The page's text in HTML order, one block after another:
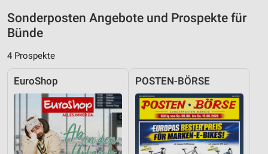
Sonderposten Angebote und Prospekte für
Bünde
4 Prospekte
EuroShop POSTEN-BÖRSE
Verwendung genauer Standortdaten
Informationen identifizieren
Nicht-IAB-Verarbeitungszwecke:
Notwendig
Performance
Funktional